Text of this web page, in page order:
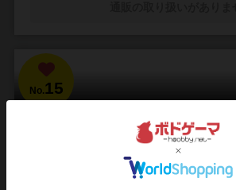
No.15
Bloodborne: The Card Game